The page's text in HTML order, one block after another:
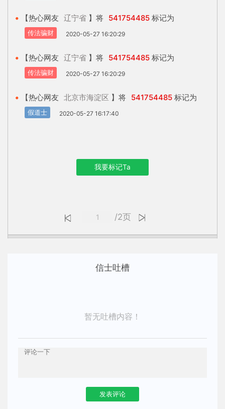
【热心网友 辽宁省 】将 541754485 标记为
传法骗财 2020-05-27 16:20:29
【热心网友 辽宁省 】将 541754485 标记为
传法骗财 2020-05-27 16:20:29
【热心网友 北京市海淀区 】将 541754485 标记为
假道士 2020-05-27 16:17:40
我要标记Ta
/2页
信士吐槽
暂无吐槽内容！
发表评论